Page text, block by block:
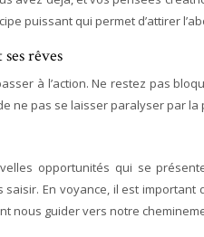
puissant qui permet d’attirer
rêves
à l’action. Ne restez pas
ne pas se laisser paralyser par
opportunités qui se
En voyance, il est
nous guider vers notre